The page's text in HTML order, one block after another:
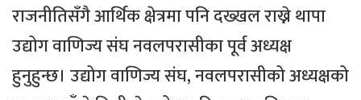
राजनीतिसँगै आर्थिक क्षेत्रमा पनि दख्खल राख्ने थापा
उद्योग वाणिज्य संघ नवलपरासीका पूर्व अध्यक्ष
हुनुहुन्छ। उद्योग वाणिज्य संघ, नवलपरासीको अध्यक्षको